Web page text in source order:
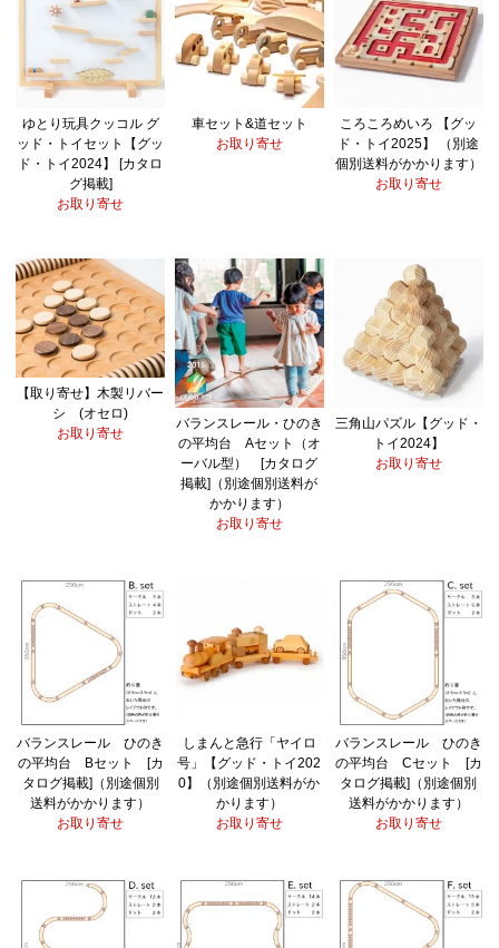
ゆとり玩具クッコル グ
ッド・トイセット【グッ
ド・トイ2024】 [カタロ
グ掲載]
お取り寄せ
車セット&道セット
お取り寄せ
ころころめいろ 【グッ
ド・トイ2025】 （別途
個別送料がかかります）
お取り寄せ
【取り寄せ】木製リバー
シ (オセロ)
お取り寄せ
バランスレール・ひのき
の平均台 Aセット（オ
ーバル型） [カタログ
掲載]（別途個別送料が
かかります）
お取り寄せ
三角山パズル【グッド・
トイ2024】
お取り寄せ
バランスレール ひのき
の平均台 Bセット [カ
タログ掲載]（別途個別
送料がかかります）
お取り寄せ
しまんと急行「ヤイロ
号」【グッド・トイ202
0】（別途個別送料がか
かります）
お取り寄せ
バランスレール ひのき
の平均台 Cセット [カ
タログ掲載]（別途個別
送料がかかります）
お取り寄せ